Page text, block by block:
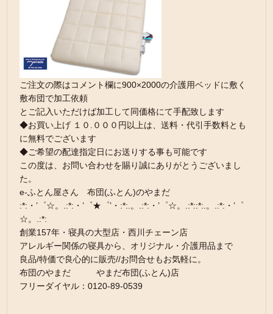
ご注文の際はコメント欄に900×2000の介護用ベッドに敷く
敷布団で加工依頼
とご記入いただけば加工して同価格にて手配致します
◆お買い上げ １０.０００円以上は、送料・代引手数料とも
に無料でございます
◆ご希望の配達指定日にお送りする事も可能です
この度は、お問い合わせを賜り誠にありがとうございまし
た。
e-ふとん屋さん 布団(ふとん)のやまだ
:*:・’゜☆。.:*:・’゜★゜’・:*:.。.:*:・’゜☆。.:*::*:.。.:*:・’゜
☆。.:*:
創業157年・寝具の大型店・西川チェーン店
アレルギー関係の寝具から、オリジナル・介護用品まで
良品/特価で良心的に販売//お問合せもお気軽に。
布団のやまだ やまだ布団(ふとん)店
フリーダイヤル：0120-89-0539